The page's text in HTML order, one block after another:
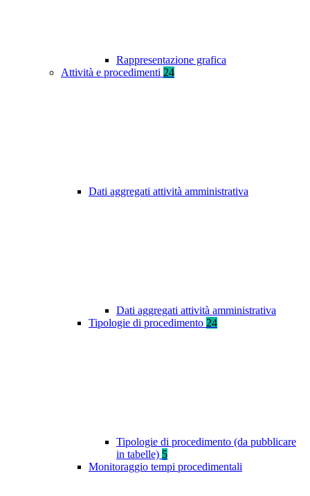
Rappresentazione grafica
Attività e procedimenti 24
Dati aggregati attività amministrativa
Dati aggregati attività amministrativa
Tipologie di procedimento 24
Tipologie di procedimento (da pubblicare
in tabelle) 5
Monitoraggio tempi procedimentali